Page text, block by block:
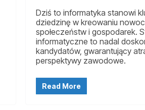
Dziś to informatyka stanowi
dziedzinę w kreowaniu
społeczeństw i gospodarek.
informatyczne to nadal
kandydatów, gwarantujący
perspektywy zawodowe.
Read More